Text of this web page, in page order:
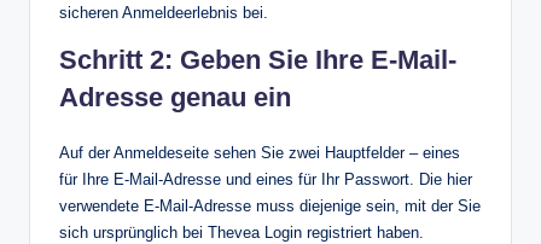
sicheren Anmeldeerlebnis bei.
Schritt 2: Geben Sie Ihre E-Mail-
Adresse genau ein
Auf der Anmeldeseite sehen Sie zwei Hauptfelder – eines
für Ihre E-Mail-Adresse und eines für Ihr Passwort. Die hier
verwendete E-Mail-Adresse muss diejenige sein, mit der Sie
sich ursprünglich bei Thevea Login registriert haben.